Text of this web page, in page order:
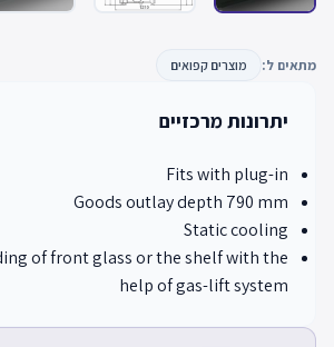
מתאים ל: מוצרים קפואים
יתרונות מרכזיים
Fits with plug-in
Goods outlay depth 790 mm
Static cooling
of front glass or the shelf with the
help of gas-lift system